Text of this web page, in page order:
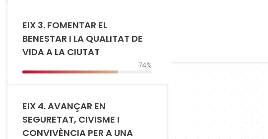
EIX 3. FOMENTAR EL
BENESTAR I LA QUALITAT DE
VIDA A LA CIUTAT
74%
EIX 4. AVANÇAR EN
SEGURETAT, CIVISME I
CONVIVÈNCIA PER A UNA